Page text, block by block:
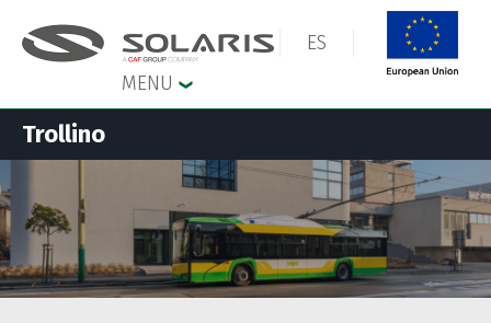
ES
MENU
Trollino